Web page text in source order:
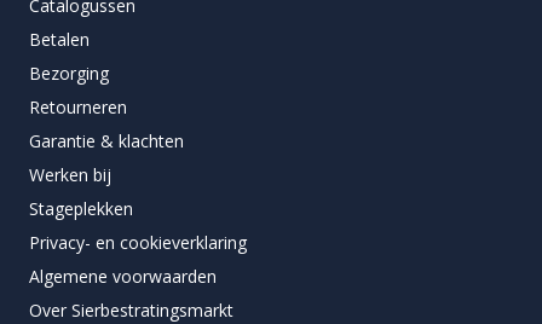
Catalogussen
Betalen
Bezorging
Retourneren
Garantie & klachten
Werken bij
Stageplekken
Privacy- en cookieverklaring
Algemene voorwaarden
Over Sierbestratingsmarkt